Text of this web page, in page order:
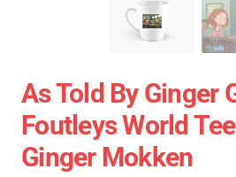
As Told By Ginger
Foutleys World
Ginger Mokken